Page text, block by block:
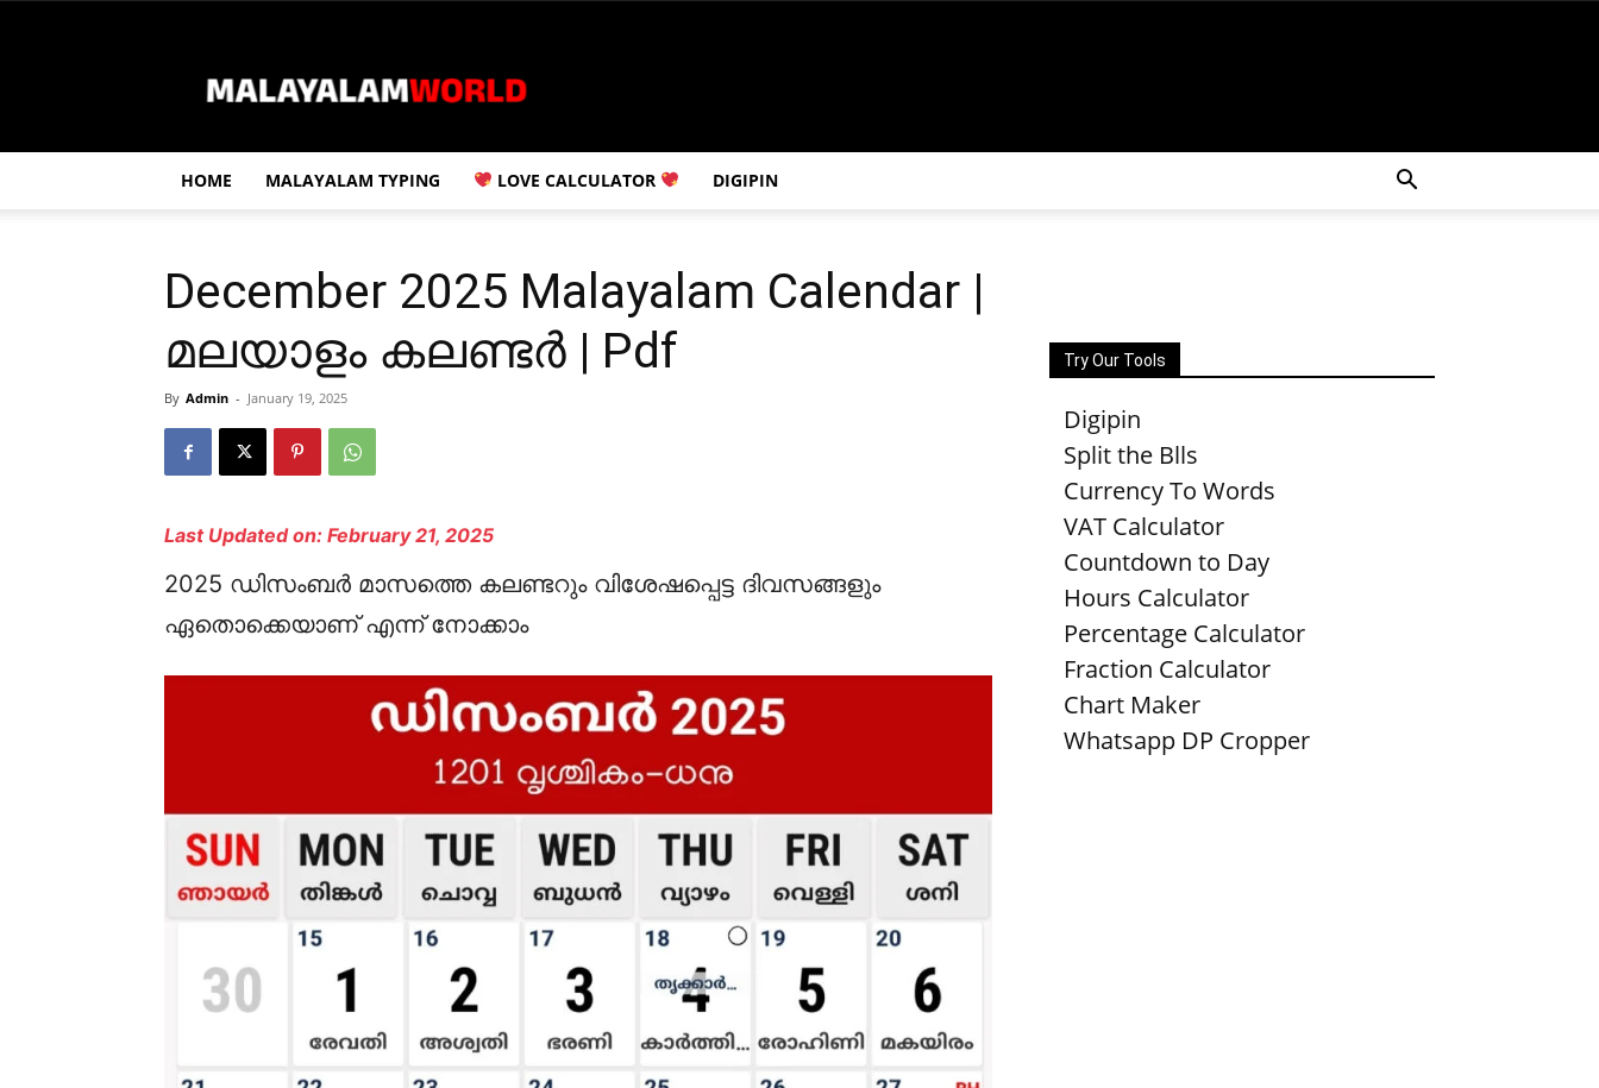
World
HOME MALAYALAM TYPING LOVE CALCULATOR DIGIPIN
December 2025 Malayalam Calendar |
മലയാളം കലണ്ടർ | Pdf
By Admin - January 19, 2025
Last Updated on: February 21, 2025
2025 ഡിസംബർ മാസത്തെ കലണ്ടറും വിശേഷപ്പെട്ട ദിവസങ്ങളും
ഏതൊക്കെയാണ് എന്ന് നോക്കാം
Try Our Tools
Digipin
Split the Blls
Currency To Words
VAT Calculator
Countdown to Day
Hours Calculator
Percentage Calculator
Fraction Calculator
Chart Maker
Whatsapp DP Cropper